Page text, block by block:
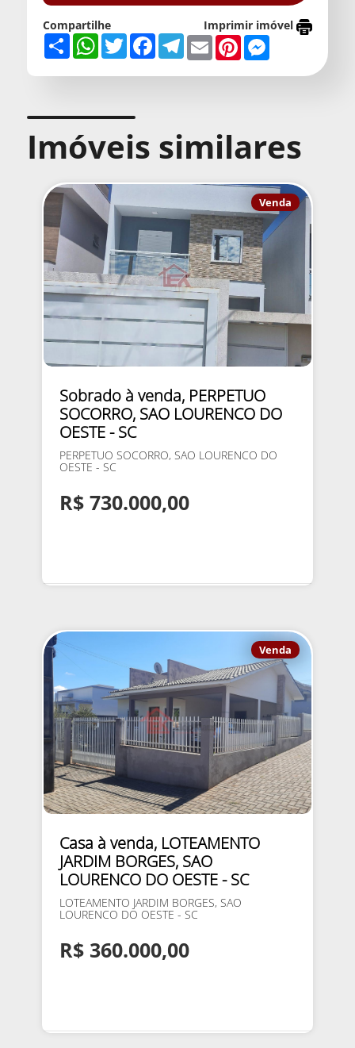
Imprimir imóvel
Compartilhe
ShareWhatsApp
TwitterFacebookTelegram
EmailPinterestMessenger
Imóveis similares
Venda
Sobrado à venda, PERPETUO
SOCORRO, SAO LOURENCO DO
OESTE - SC
PERPETUO SOCORRO, SAO LOURENCO DO
OESTE - SC
R$ 730.000,00
Venda
Casa à venda, LOTEAMENTO
JARDIM BORGES, SAO
LOURENCO DO OESTE - SC
LOTEAMENTO JARDIM BORGES, SAO
LOURENCO DO OESTE - SC
R$ 360.000,00